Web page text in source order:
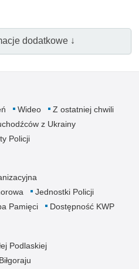
dodatkowe ↓
Wideo
Z ostatniej chwili
z Ukrainy
Policji
Jednostki Policji
Pamięci Dostępność KWP
Podlaskiej